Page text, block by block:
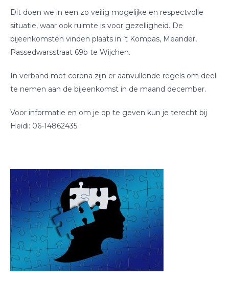
Dit doen we in een zo veilig mogelijke en respectvolle
situatie, waar ook ruimte is voor gezelligheid. De
bijeenkomsten vinden plaats in ’t Kompas, Meander,
Passedwarsstraat 69b te Wijchen.
In verband met corona zijn er aanvullende regels om deel
te nemen aan de bijeenkomst in de maand december.
Voor informatie en om je op te geven kun je terecht bij
Heidi: 06-14862435.